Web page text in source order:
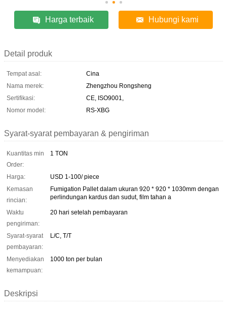
Harga terbaik Hubungi kami
Detail produk
Tempat asal:
Cina
Nama merek:
Zhengzhou Rongsheng
Sertifikasi:
CE, ISO9001,
Nomor model:
RS-XBG
Syarat-syarat pembayaran & pengiriman
Kuantitas min
Order:
1 TON
Harga:
USD 1-100/ piece
Kemasan
rincian:
Fumigation Pallet dalam ukuran 920 * 920 * 1030mm dengan
perlindungan kardus dan sudut, film tahan a
Waktu
pengiriman:
20 hari setelah pembayaran
Syarat-syarat
pembayaran:
L/C, T/T
Menyediakan
kemampuan:
1000 ton per bulan
Deskripsi